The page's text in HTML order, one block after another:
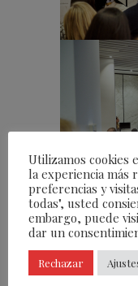
09/02/2023 / POR
ETIQUETAS:
Utilizamos cookies
la experiencia más
preferencias y
todas", usted
embargo, puede
dar un
Rechazar